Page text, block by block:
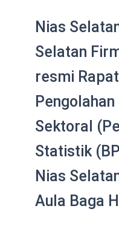
Nias
Selatan
resmi
Sektoral
Statistik
Nias
Aula Baga